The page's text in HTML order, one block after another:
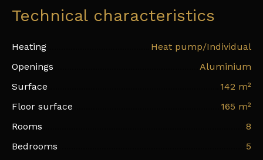
Technical characteristics
Heating
Heat pump/Individual
Openings
Aluminium
Surface
142 m²
Floor surface
165 m²
Rooms
8
Bedrooms
5